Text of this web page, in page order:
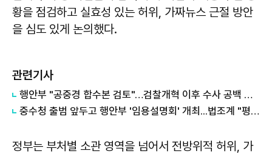
황을 점검하고 실효성 있는 허위, 가짜뉴스 근절 방안
을 심도 있게 논의했다.
관련기사
행안부 "공중경 합수본 검토"…검찰개혁 이후 수사 공백 대응 나서
중수청 출범 앞두고 행안부 '임용설명회' 개최...법조계 "평검사들 전혀 관심 없어"
정부는 부처별 소관 영역을 넘어서 전방위적 허위, 가